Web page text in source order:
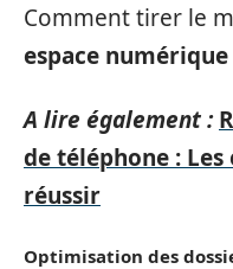
Comment tirer le
espace numérique
A lire également :
de téléphone :
réussir
Optimisation des